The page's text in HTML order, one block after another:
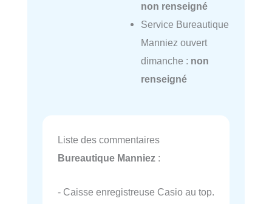
non renseigné
Service Bureautique
Manniez ouvert
dimanche : non
renseigné
Liste des commentaires
Bureautique Manniez :
- Caisse enregistreuse Casio au top.